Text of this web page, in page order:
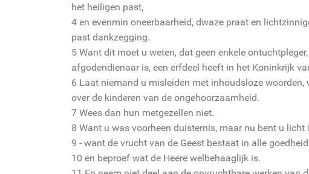
het heiligen past,
4 en evenmin oneerbaarheid, dwaze praat en
past dankzegging.
5 Want dit moet u weten, dat geen enkele
afgodendienaar is, een erfdeel heeft in het Koninkrijk
6 Laat niemand u misleiden met inhoudsloze
over de kinderen van de ongehoorzaamheid.
7 Wees dan hun metgezellen niet.
8 Want u was voorheen duisternis, maar nu bent u
9 - want de vrucht van de Geest bestaat in alle
10 en beproef wat de Heere welbehaaglijk is.